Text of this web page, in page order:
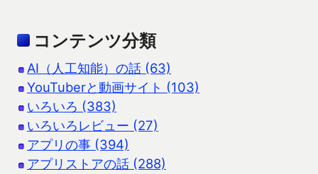
コンテンツ分類
AI（人工知能）の話 (63)
YouTuberと動画サイト (103)
いろいろ (383)
いろいろレビュー (27)
アプリの事 (394)
アプリストアの話 (288)